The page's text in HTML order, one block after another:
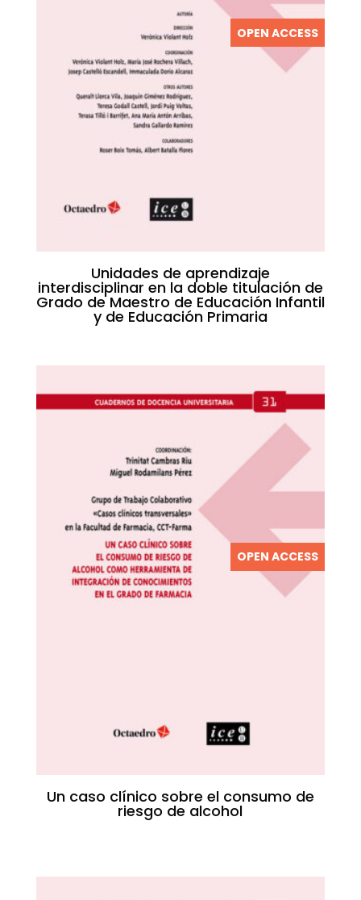
OPEN ACCESS
Unidades de aprendizaje
interdisciplinar en la doble titulación de
Grado de Maestro de Educación Infantil
y de Educación Primaria
OPEN ACCESS
Un caso clínico sobre el consumo de
riesgo de alcohol